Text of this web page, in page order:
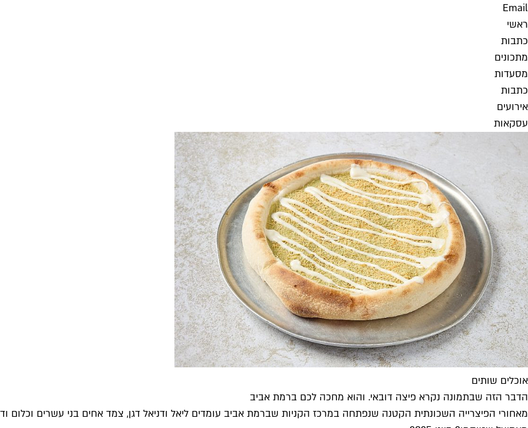
Email
ראשי
כתבות
מתכונים
מסעדות
כתבות
אירועים
עסקאות
אוכלים שותים
הדבר הזה שבתמונה נקרא פיצה דובאי. והוא מחכה לכם ברמת אביב
מאחורי הפיצרייה השכונתית הקטנה שנפתחה במרכז הקניות שברמת אביב עומדים ליאל ודניאל דגן, צמד אחים בני עשרים וכלום